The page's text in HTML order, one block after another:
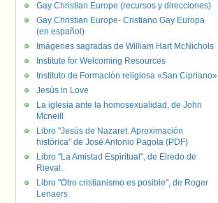
Gay Christian Europe (recursos y direcciones)
Gay Christian Europe- Cristiano Gay Europa
(en español)
Imágenes sagradas de William Hart McNichols
Institute for Welcoming Resources
Instituto de Formación religiosa «San Cipriano»
Jesús in Love
La iglesia ante la homosexualidad, de John
Mcneill
Libro "Jesús de Nazaret. Aproximación
histórica" de José Antonio Pagola (PDF)
Libro "La Amistad Espiritual", de Elredo de
Rieval.
Libro "Otro cristianismo es posible", de Roger
Lenaers